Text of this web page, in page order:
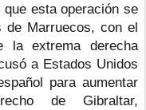
esta operación se
de Marruecos, con el
la extrema derecha
a Estados Unidos
para aumentar
de Gibraltar,